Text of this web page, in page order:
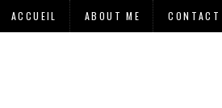
ACCUEIL ABOUT ME CONTACT